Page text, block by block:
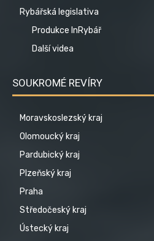
Rybářská legislativa
Produkce InRybář
Další videa
SOUKROMÉ REVÍRY
Moravskoslezský kraj
Olomoucký kraj
Pardubický kraj
Plzeňský kraj
Praha
Středočeský kraj
Ústecký kraj